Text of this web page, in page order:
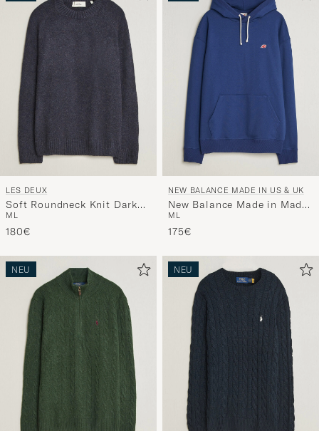
LES DEUX
Soft Roundneck Knit Dark
Navy
M L
180€
NEW BALANCE MADE IN US & UK
New Balance Made in Made
In USA Core Hoodie Blue
Oyster
M L
175€
NEU NEU